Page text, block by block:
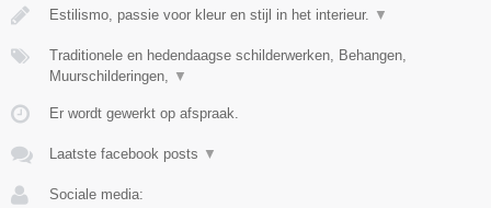
Estilismo, passie voor kleur en stijl in het interieur. ▼
Traditionele en hedendaagse schilderwerken, Behangen,
Muurschilderingen,
▼
Er wordt gewerkt op afspraak.
Laatste facebook posts ▼
Sociale media: